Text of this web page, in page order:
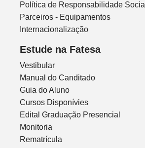
Política de Responsabilidade Social
Parceiros - Equipamentos
Internacionalização
Estude na Fatesa
Vestibular
Manual do Canditado
Guia do Aluno
Cursos Disponívies
Edital Graduação Presencial
Monitoria
Rematrícula